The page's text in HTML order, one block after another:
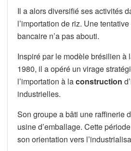
Il a alors diversifié ses activités
l’importation de riz. Une
bancaire n’a pas abouti.
Inspiré par le modèle brésilien à
1980, il a opéré un virage
l’importation à laconstruction
industrielles.
Son groupe a bâti une raffinerie
usine d’emballage. Cette
son orientation vers